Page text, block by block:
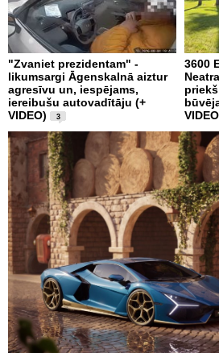
"Zvaniet prezidentam" -
likumsargi Āgenskalnā aiztur
agresīvu un, iespējams,
iereibušu autovadītāju (+
VIDEO)
3
3600